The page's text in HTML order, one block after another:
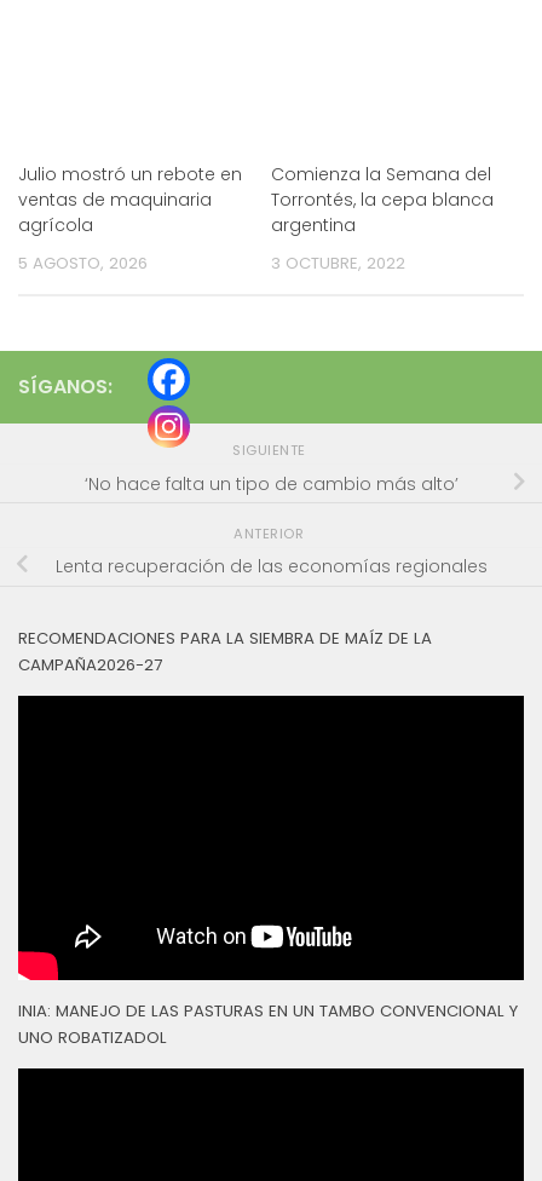
Julio mostró un rebote en
ventas de maquinaria
agrícola
5 AGOSTO, 2026
Comienza la Semana del
Torrontés, la cepa blanca
argentina
3 OCTUBRE, 2022
SÍGANOS:
SIGUIENTE
‘No hace falta un tipo de cambio más alto’
ANTERIOR
Lenta recuperación de las economías regionales
RECOMENDACIONES PARA LA SIEMBRA DE MAÍZ DE LA
CAMPAÑA2026-27
INIA: MANEJO DE LAS PASTURAS EN UN TAMBO CONVENCIONAL Y
UNO ROBATIZADOL